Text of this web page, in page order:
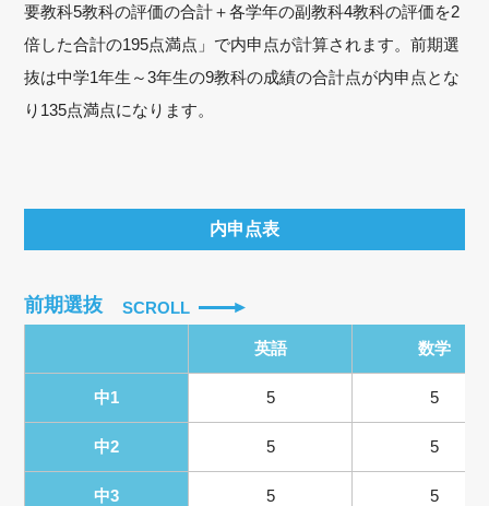
要教科5教科の評価の合計＋各学年の副教科4教科の評価を2
倍した合計の195点満点」で内申点が計算されます。前期選
抜は中学1年生～3年生の9教科の成績の合計点が内申点とな
り135点満点になります。
内申点表
前期選抜 SCROLL
英語 数学
中1 5 5
中2 5 5
中3 5 5